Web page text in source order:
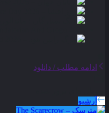
ادامه مطلب / دانلود
آرشیو